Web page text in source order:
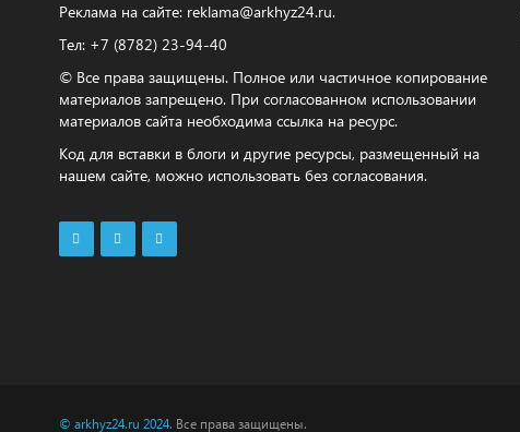
Реклама на сайте: reklama@arkhyz24.ru.
Тел: +7 (8782) 23‑94‑40
© Все права защищены. Полное или частичное копирование
материалов запрещено. При согласованном использовании
материалов сайта необходима ссылка на ресурс.
Код для вставки в блоги и другие ресурсы, размещенный на
нашем сайте, можно использовать без согласования.
© arkhyz24.ru 2024. Все права защищены.